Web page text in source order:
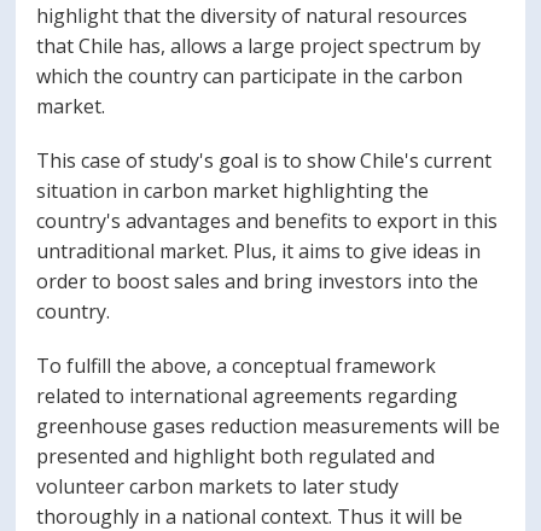
highlight that the diversity of natural resources
that Chile has, allows a large project spectrum by
which the country can participate in the carbon
market.
This case of study's goal is to show Chile's current
situation in carbon market highlighting the
country's advantages and benefits to export in this
untraditional market. Plus, it aims to give ideas in
order to boost sales and bring investors into the
country.
To fulfill the above, a conceptual framework
related to international agreements regarding
greenhouse gases reduction measurements will be
presented and highlight both regulated and
volunteer carbon markets to later study
thoroughly in a national context. Thus it will be